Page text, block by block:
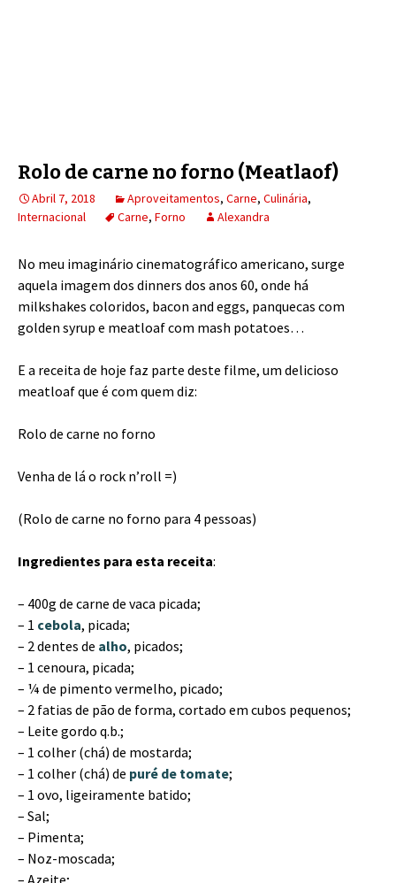
Rolo de carne no forno (Meatlaof)
Abril 7, 2018 Aproveitamentos, Carne, Culinária,
Internacional
Carne, Forno Alexandra
No meu imaginário cinematográfico americano, surge
aquela imagem dos dinners dos anos 60, onde há
milkshakes coloridos, bacon and eggs, panquecas com
golden syrup e meatloaf com mash potatoes…
E a receita de hoje faz parte deste filme, um delicioso
meatloaf que é com quem diz:
Rolo de carne no forno
Venha de lá o rock n’roll =)
(Rolo de carne no forno para 4 pessoas)
Ingredientes para esta receita:
– 400g de carne de vaca picada;
– 1 cebola, picada;
– 2 dentes de alho, picados;
– 1 cenoura, picada;
– ¼ de pimento vermelho, picado;
– 2 fatias de pão de forma, cortado em cubos pequenos;
– Leite gordo q.b.;
– 1 colher (chá) de mostarda;
– 1 colher (chá) de puré de tomate;
– 1 ovo, ligeiramente batido;
– Sal;
– Pimenta;
– Noz-moscada;